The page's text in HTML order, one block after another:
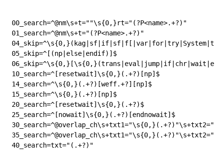
00_search=^@nm\s+t=""\s{0,}rt="(?P<name>.+?)"
01_search=^@nm\s+t="(?P<name>.+?)"
05_skip=^[(np|else|endif)]$
10_search=^[resetwait]\s{0,}(.+?)[np]$
14_search=^\s{0,}(.+?)[weff.+?][np]$
15_search=^\s{0,}(.+?)[np]$
20_search=^[resetwait]\s{0,}(.+?)$
25_search=^[nowait]\s{0,}(.+?)[endnowait]$
40_search=txt="(.+?)"